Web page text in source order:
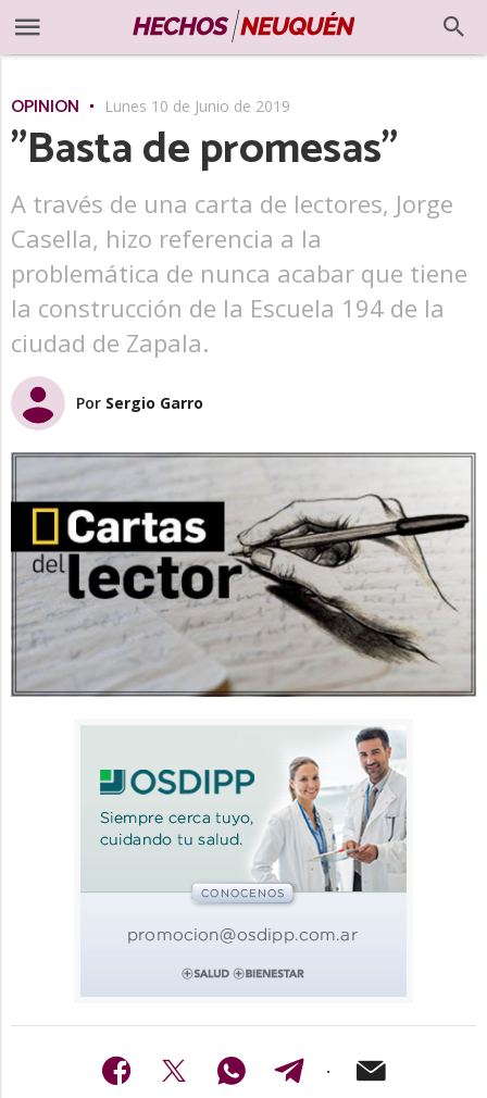
OPINIÓN Lunes 10 de Junio de 2019
"Basta de promesas"
A través de una carta de lectores, Jorge
Casella, hizo referencia a la
problemática de nunca acabar que tiene
la construcción de la Escuela 194 de la
ciudad de Zapala.
Por Sergio Garro